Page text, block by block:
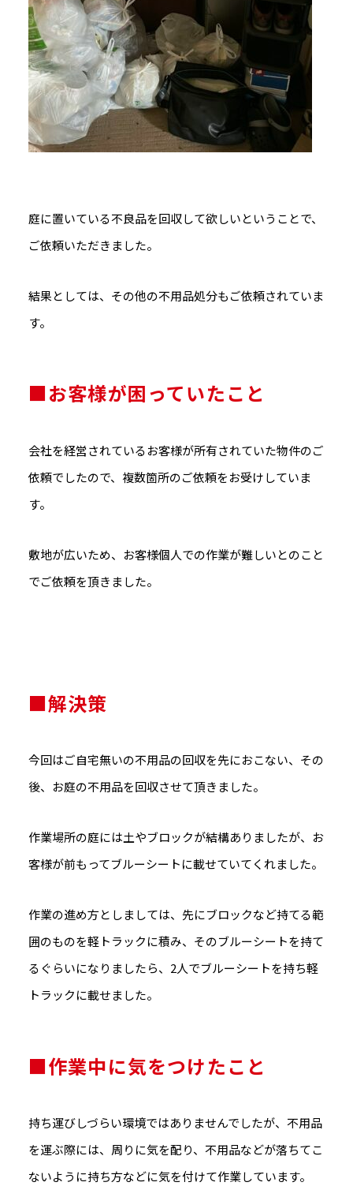
庭に置いている不良品を回収して欲しいということで、
ご依頼いただきました。
結果としては、その他の不用品処分もご依頼されていま
す。
■お客様が困っていたこと
会社を経営されているお客様が所有されていた物件のご
依頼でしたので、複数箇所のご依頼をお受けしていま
す。
敷地が広いため、お客様個人での作業が難しいとのこと
でご依頼を頂きました。
■解決策
今回はご自宅無いの不用品の回収を先におこない、その
後、お庭の不用品を回収させて頂きました。
作業場所の庭には土やブロックが結構ありましたが、お
客様が前もってブルーシートに載せていてくれました。
作業の進め方としましては、先にブロックなど持てる範
囲のものを軽トラックに積み、そのブルーシートを持て
るぐらいになりましたら、2人でブルーシートを持ち軽
トラックに載せました。
■作業中に気をつけたこと
持ち運びしづらい環境ではありませんでしたが、不用品
を運ぶ際には、周りに気を配り、不用品などが落ちてこ
ないように持ち方などに気を付けて作業しています。